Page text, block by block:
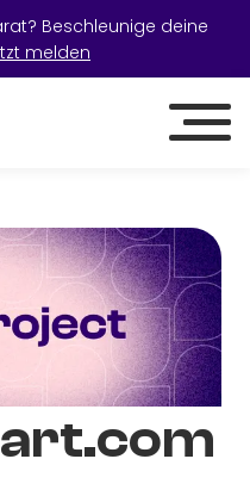
Beschleunige deine
melden